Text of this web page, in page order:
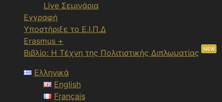
Live Σεμινάρια
Εγγραφή
Υποστήριξε το Ε.Ι.Π.Δ
Erasmus +
Βιβλίο: Η Τέχνη της Πολιτιστικής Διπλωματίας
NEW
Ελληνικά
English
Français